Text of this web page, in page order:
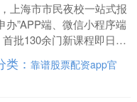
上海市市民夜校一站式报
办”APP端、微信小程序端
批130余门新课程即日起
报名。这是实施“上海市市
类：靠谱股票配资app官